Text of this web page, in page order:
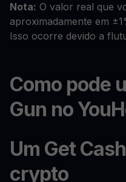
Nota: O valor real que
aproximadamente em
Isso ocorre devido a
Como pode
Gun no
Um Get
crypto